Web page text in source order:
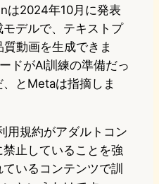
は2024年10月に発表
デルで、テキストプ
動画を生成できま
ドがAI訓練の準備だっ
とMetaは指摘しま
用規約がアダルトコン
止していることを強
いるコンテンツで訓